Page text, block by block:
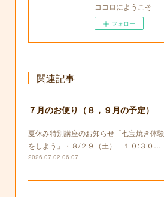
ココロにようこそ
フォロー
関連記事
７月のお便り（８，９月の予定）
夏休み特別講座のお知らせ「七宝焼き体験
をしよう」・８/２９（土） １０:３０…
2026.07.02 06:07